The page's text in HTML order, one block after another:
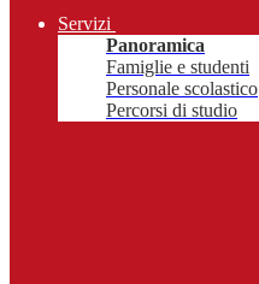
Servizi
Panoramica
Famiglie e studenti
Personale scolastico
Percorsi di studio